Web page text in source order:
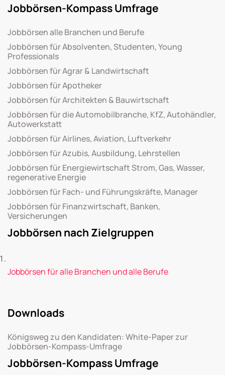
Jobbörsen-Kompass Umfrage
Jobbörsen alle Branchen und Berufe
Jobbörsen für Absolventen, Studenten, Young
Professionals
Jobbörsen für Agrar & Landwirtschaft
Jobbörsen für Apotheker
Jobbörsen für Architekten & Bauwirtschaft
Jobbörsen für die Automobilbranche, KfZ, Autohändler,
Autowerkstatt
Jobbörsen für Airlines, Aviation, Luftverkehr
Jobbörsen für Azubis, Ausbildung, Lehrstellen
Jobbörsen für Energiewirtschaft Strom, Gas, Wasser,
regenerative Energie
Jobbörsen für Fach- und Führungskräfte, Manager
Jobbörsen für Finanzwirtschaft, Banken,
Versicherungen
Jobbörsen nach Zielgruppen
Jobbörsen für alle Branchen und alle Berufe
Downloads
Königsweg zu den Kandidaten: White-Paper zur
Jobbörsen-Kompass-Umfrage
Jobbörsen-Kompass Umfrage